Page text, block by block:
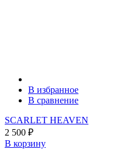
В избранное
В сравнение
SCARLET HEAVEN
2 500 ₽
В корзину